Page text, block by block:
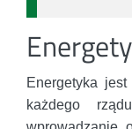
Energetyka
każdego